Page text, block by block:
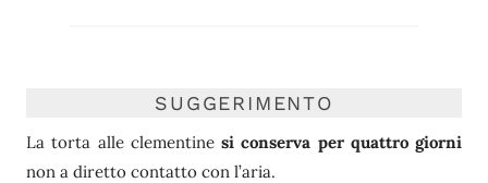
SUGGERIMENTO
La torta alle clementine si conserva per quattro giorni
non a diretto contatto con l’aria.